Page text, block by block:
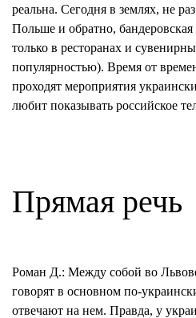
реальна. Сегодня в землях, не
Польше и обратно, бандеровская
только в ресторанах и
популярностью). Время от
проходят мероприятия
любит показывать российское
Прямая речь
Роман Д.: Между собой во
говорят в основном по-
отвечают на нем. Правда, у